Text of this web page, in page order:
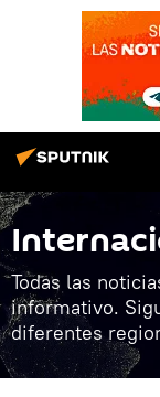
Todas las
informativo.
diferentes